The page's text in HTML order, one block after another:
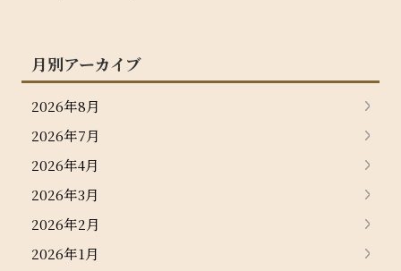
月別アーカイブ
2026年8月
2026年7月
2026年4月
2026年3月
2026年2月
2026年1月